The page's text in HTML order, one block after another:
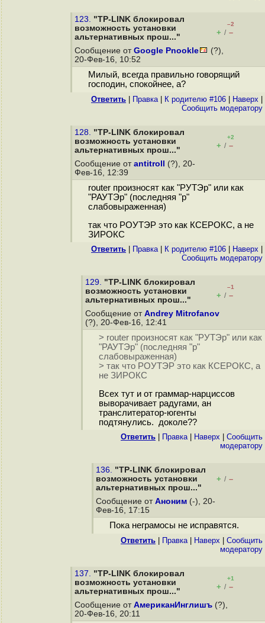
123. "TP-LINK блокировал
возможность установки
альтернативных прош..."
–2
+ / –
Сообщение от Google Pnookle
(?),
20-Фев-16, 10:52
Милый, всегда правильно говорящий
господин, спокойнее, а?
Ответить Правка| К родителю #106 Наверх
Cообщить модератору
128. "TP-LINK блокировал
возможность установки
альтернативных прош..."
+2
+ / –
Сообщение от antitroll
(?), 20-
Фев-16, 12:39
rоuter произносят как "РУТЭр" или как
"РАУТЭр" (последняя "р"
слабовыраженная)
так что РОУТЭР это как КСЕРОКС, а не
ЗИРОКС
Ответить Правка| К родителю #106 Наверх
Cообщить модератору
129. "TP-LINK блокировал
возможность установки
альтернативных прош..."
–1
+ / –
Сообщение от Andrey Mitrofanov
(?), 20-Фев-16, 12:41
> rоuter произносят как "РУТЭр" или как
"РАУТЭр" (последняя "р"
слабовыраженная)
> так что РОУТЭР это как КСЕРОКС, а
не ЗИРОКС
Всех тут и от граммар-нарциссов
выворачивает радугами, ан
транслитератор-югенты
подтянулись. доколе??
Ответить Правка| Наверх
Cообщить
модератору
136. "TP-LINK блокировал
возможность установки
альтернативных прош..."
+ / –
Сообщение от Аноним (-), 20-
Фев-16, 17:15
Пока неграмосы не исправятся.
Ответить Правка| Наверх
Cообщить
модератору
137. "TP-LINK блокировал
возможность установки
альтернативных прош..."
+1
+ / –
Сообщение от АмериканИнглишъ (?),
20-Фев-16, 20:11